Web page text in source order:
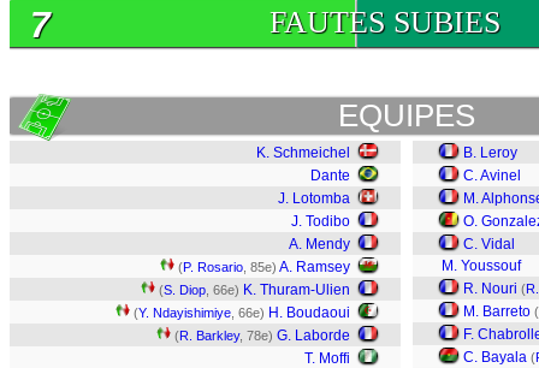
FAUTES SUBIES
7
EQUIPES
K. Schmeichel
Dante
J. Lotomba
J. Todibo
A. Mendy
(P. Rosario , 85e) A. Ramsey
(S. Diop , 66e) K. Thuram-Ulien
(Y. Ndayishimiye , 66e) H. Boudaoui
(R. Barkley, 78e) G. Laborde
T. Moffi
B. Leroy
C. Avinel
M.
O.
C. Vidal
M. Youssouf
R. Nouri (
M. Barreto (
F.
C. Bayala (